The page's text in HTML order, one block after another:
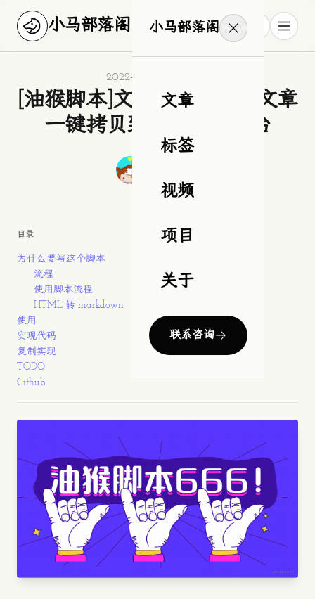
小马部落阁 小马部落阁
文章
标签
视频
项目
关于
联系咨询
2022年2月9日星期三
[油猴脚本]文章拷贝助手，文章
一键拷贝到微信公众平台
目录
为什么要写这个脚本
流程
使用脚本流程
HTML 转 markdown
使用
实现代码
复制实现
TODO
Github